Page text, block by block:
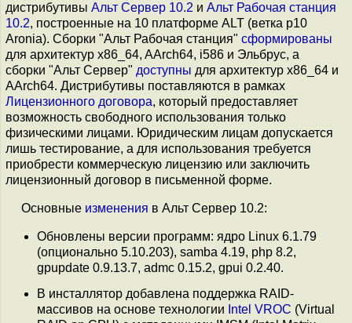
дистрибутивы Альт Сервер 10.2 и Альт Рабочая станция
10.2, построенные на 10 платформе ALT (ветка p10
Aronia). Сборки "Альт Рабочая станция" сформированы
для архитектур x86_64, AArch64, i586 и Эльбрус, а
сборки "Альт Сервер" доступны для архитектур x86_64 и
AArch64. Дистрибутивы поставляются в рамках
Лицензионного договора, который предоставляет
возможность свободного использования только
физическими лицами. Юридическим лицам допускается
лишь тестирование, а для использования требуется
приобрести коммерческую лицензию или заключить
лицензионный договор в письменной форме.
Основные изменения в Альт Сервер 10.2:
Обновлены версии программ: ядро Linux 6.1.79
(опционально 5.10.203), samba 4.19, php 8.2,
gpupdate 0.9.13.7, admc 0.15.2, gpui 0.2.40.
В инсталлятор добавлена поддержка RAID-
массивов на основе технологии Intel VROC (Virtual